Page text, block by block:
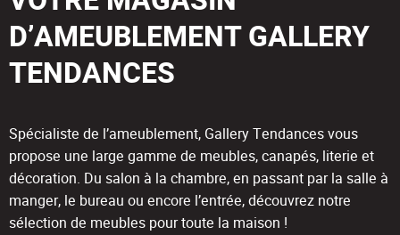
D’AMEUBLEMENT GALLERY
TENDANCES
Spécialiste de l’ameublement, Gallery Tendances vous
propose une large gamme de meubles, canapés, literie et
décoration. Du salon à la chambre, en passant par la salle à
manger, le bureau ou encore l’entrée, découvrez notre
sélection de meubles pour toute la maison !